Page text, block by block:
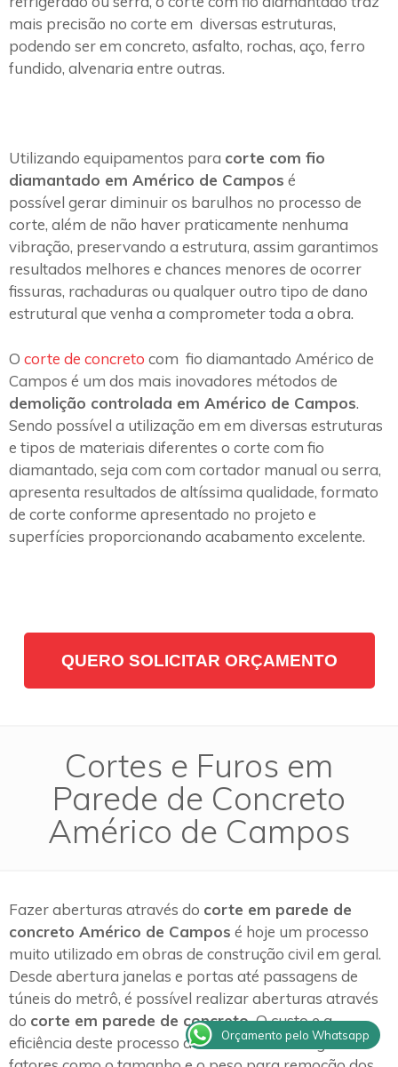
mais precisão no corte em diversas estruturas,
podendo ser em concreto, asfalto, rochas, aço, ferro
fundido, alvenaria entre outras.
Utilizando equipamentos para corte com fio
diamantado em Américo de Campos é
possível gerar diminuir os barulhos no processo de
corte, além de não haver praticamente nenhuma
vibração, preservando a estrutura, assim garantimos
resultados melhores e chances menores de ocorrer
fissuras, rachaduras ou qualquer outro tipo de dano
estrutural que venha a comprometer toda a obra.
O corte de concreto com fio diamantado Américo de
Campos é um dos mais inovadores métodos de
demolição controlada em Américo de Campos.
Sendo possível a utilização em em diversas estruturas
e tipos de materiais diferentes o corte com fio
diamantado, seja com com cortador manual ou serra,
apresenta resultados de altíssima qualidade, formato
de corte conforme apresentado no projeto e
superfícies proporcionando acabamento excelente.
QUERO SOLICITAR ORÇAMENTO
Cortes e Furos em
Parede de Concreto
Américo de Campos
Fazer aberturas através do corte em parede de
concreto Américo de Campos é hoje um processo
muito utilizado em obras de construção civil em geral.
Desde abertura janelas e portas até passagens de
túneis do metrô, é possível realizar aberturas através
do corte em parede de concreto.O custo e a
eficiência deste processo de trabalho estão ligados a
Orçamento pelo Whatsapp